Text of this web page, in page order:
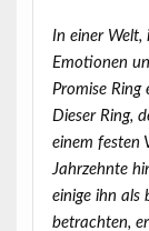
In einer
Emotionen
Promise Ring
Dieser Ring,
einem festen
Jahrzehnte
einige ihn als
betrachten,